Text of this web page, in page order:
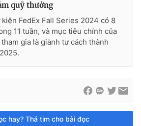
quỹ thưởng
FedEx Fall Series 2024 có 8
11 tuần, và mục tiêu chính của
gia là giành tư cách thành
hay? Thả tim cho bài đọc